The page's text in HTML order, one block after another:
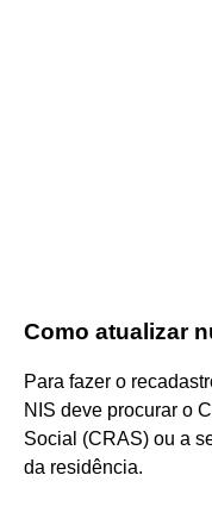
Como atualizar
Para fazer o
NIS deve procurar o
Social (CRAS) ou a
da residência.